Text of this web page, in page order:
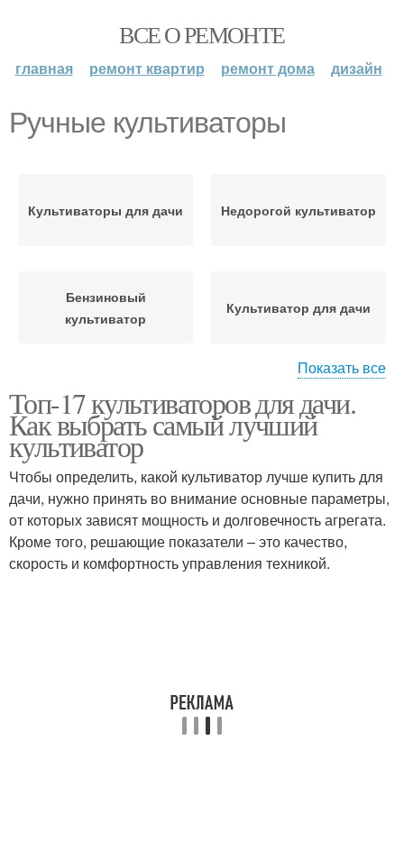
ВСЕ О РЕМОНТЕ
главная ремонт квартир ремонт дома дизайн
Ручные культиваторы
Культиваторы для дачи Недорогой культиватор
Бензиновый
культиватор
Культиватор для дачи
Культиваторы по
отзывам
целины
Бензиновые
культиваторы
Показать все
Топ-17 культиваторов для дачи.
Как выбрать самый лучший
культиватор
Чтобы определить, какой культиватор лучше купить для
дачи, нужно принять во внимание основные параметры,
от которых зависят мощность и долговечность агрегата.
Кроме того, решающие показатели – это качество,
скорость и комфортность управления техникой.